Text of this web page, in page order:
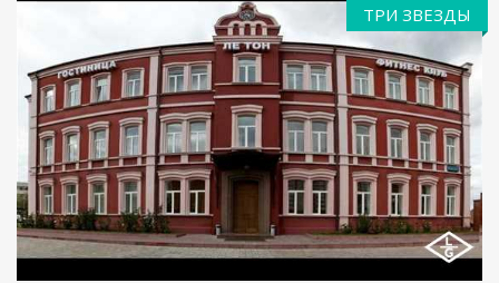
Фитнес центр, Размещение с животными, Бар,
Парковка, Интернет
ТРИ ЗВЕЗДЫ